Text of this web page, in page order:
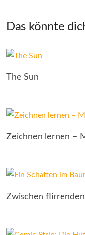
Das könnte
The Sun
Zeichnen lernen –
Zwischen